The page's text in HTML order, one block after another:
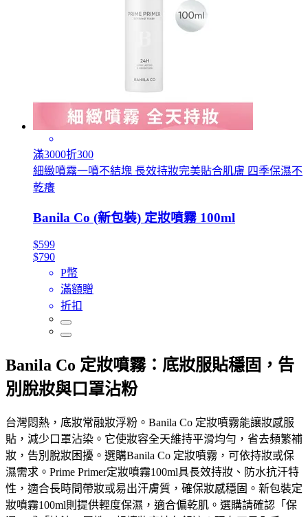
滿3000折300
細緻噴霧一噴不結塊 長效持妝完美貼合肌膚 四季保濕不
乾癢
Banila Co (新包裝) 定妝噴霧 100ml
$599
$790
P幣
滿額贈
折扣
Banila Co 定妝噴霧：底妝服貼穩固，告
別脫妝與口罩沾粉
台灣悶熱，底妝常融妝浮粉。Banila Co 定妝噴霧能讓妝感服
貼，減少口罩沾染。它使妝容全天維持平滑均勻，省去頻繁補
妝，告別脫妝困擾。選購Banila Co 定妝噴霧，可依持妝或保
濕需求。Prime Primer定妝噴霧100ml具長效持妝、防水抗汗特
性，適合長時間帶妝或易出汗膚質，確保妝感穩固。新包裝定
妝噴霧100ml則提供輕度保濕，適合偏乾肌。選購請確認「保